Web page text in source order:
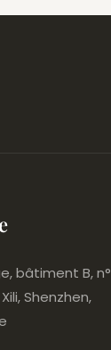
bâtiment B, n°
Shenzhen,